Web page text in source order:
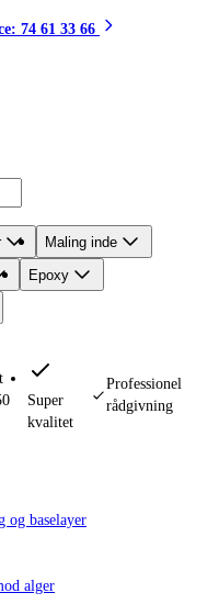
74 61 33 66
Maling inde
Epoxy
Super
kvalitet
Professionel
rådgivning
og baselayer
alger